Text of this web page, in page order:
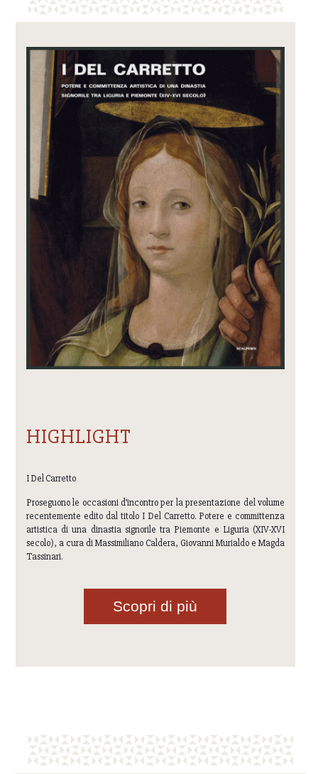
HIGHLIGHT
I Del Carretto
Proseguono le occasioni d’incontro per la presentazione del volume
recentemente edito dal titolo I Del Carretto. Potere e committenza
artistica di una dinastia signorile tra Piemonte e Liguria (XIV-XVI
secolo), a cura di Massimiliano Caldera, Giovanni Murialdo e Magda
Tassinari.
Scopri di più